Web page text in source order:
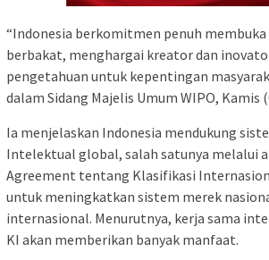
“Indonesia berkomitmen penuh
berbakat, menghargai kreator dan
pengetahuan untuk kepentingan
dalam Sidang Majelis Umum WIPO, Kamis
Ia menjelaskan Indonesia mendukung
Intelektual global, salah satunya melalui
Agreement tentang Klasifikasi
untuk meningkatkan sistem merek
internasional. Menurutnya, kerja sama
KI akan memberikan banyak manfaat.